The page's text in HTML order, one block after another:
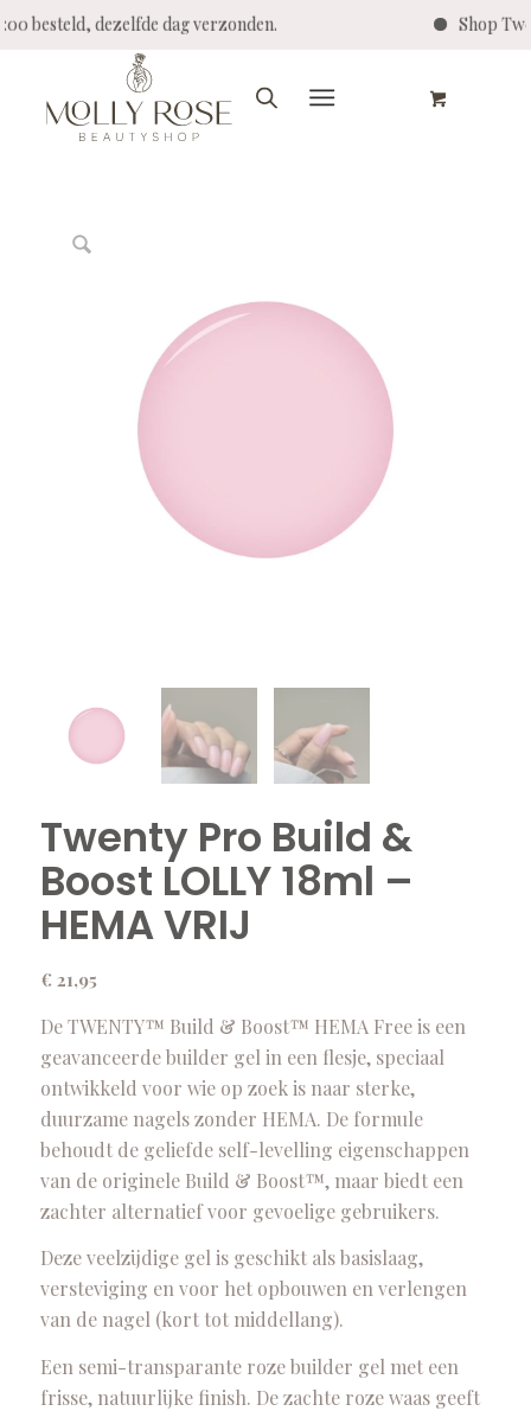
besteld, dezelfde dag verzonden. Shop
Twenty Pro Build &
Boost LOLLY 18ml –
HEMA VRIJ
€ 21,95
De TWENTY™ Build & Boost™ HEMA Free is een
geavanceerde builder gel in een flesje, speciaal
ontwikkeld voor wie op zoek is naar sterke,
duurzame nagels zonder HEMA. De formule
behoudt de geliefde self-levelling eigenschappen
van de originele Build & Boost™, maar biedt een
zachter alternatief voor gevoelige gebruikers.
Deze veelzijdige gel is geschikt als basislaag,
versteviging en voor het opbouwen en verlengen
van de nagel (kort tot middellang).
Een semi-transparante roze builder gel met een
frisse, natuurlijke finish. De zachte roze waas geeft